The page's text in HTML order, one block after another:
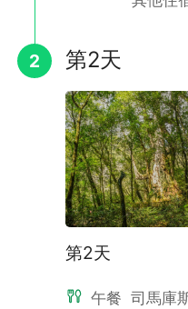
◆司馬庫斯，上帝聽見的禱告～
在新竹的深山中，隱藏著一
馬庫斯，意指『樹林茂密，
肥沃之地』。在經歷無電力
長老做了一個夢『夢到上帝
馬庫斯的部落，過不多久就
有許多人從四方湧進司馬庫
司馬庫斯會像拉拉山一樣將
早期的司馬庫斯，交通不方
回到部落教會，參加主日聚會
利這個夢，同心禱告了五十
部落」。
2 第2天
第2天
午餐 司馬庫